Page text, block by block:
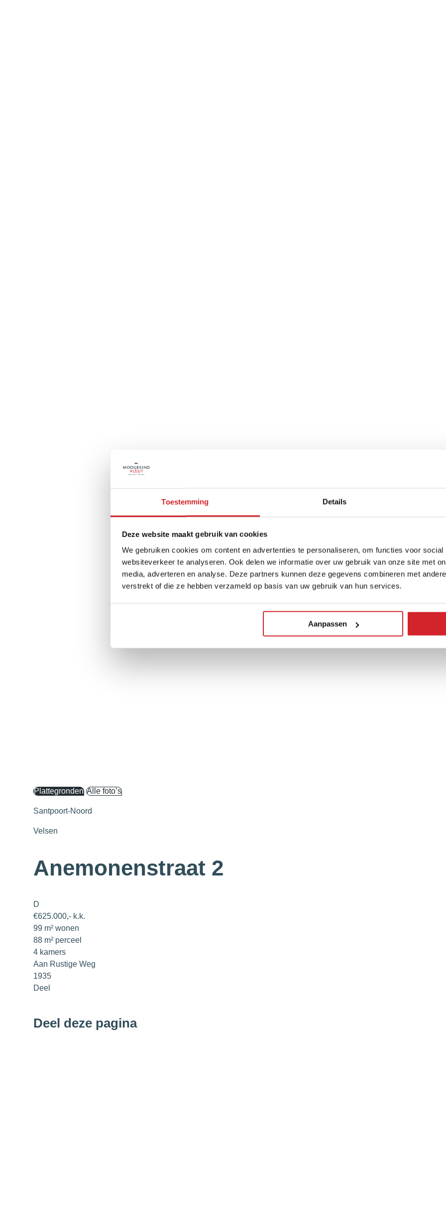
Toestemming Details
Deze website maakt gebruik van cookies
We gebruiken cookies om content en advertenties te personaliseren, om functies voor
websiteverkeer te analyseren. Ook delen we informatie over uw gebruik van onze site met
media, adverteren en analyse. Deze partners kunnen deze gegevens combineren met
verstrekt of die ze hebben verzameld op basis van uw gebruik van hun services.
Aanpassen
Plattegronden Alle foto’s
Santpoort-Noord
Velsen
Anemonenstraat 2
D
€625.000,- k.k.
99 m² wonen
88 m² perceel
4 kamers
Aan Rustige Weg
1935
Deel
Deel deze pagina